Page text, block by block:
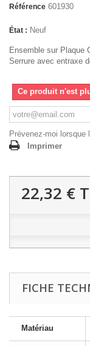
Référence 601930
État : Neuf
Ensemble sur Plaque
Serrure avec entraxe
Ce produit n'est
Prévenez-moi lorsque
Imprimer
22,32 €
FICHE
Matériau